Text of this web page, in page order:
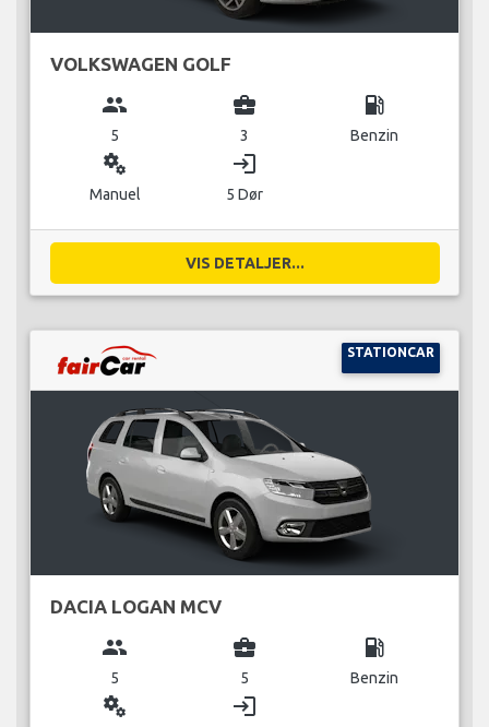
VOLKSWAGEN GOLF
group
5
business_center
3
local_gas_station
Benzin
miscellaneous_services
Manuel
login
5 Dør
VIS DETALJER...
STATIONCAR
DACIA LOGAN MCV
group
5
business_center
5
local_gas_station
Benzin
miscellaneous_services login